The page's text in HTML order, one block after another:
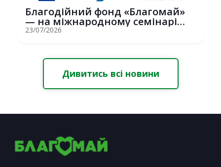
Благодійний фонд «Благомай»
— на міжнародному семінарі
Erasmus+ у С...
23/07/2026
Дивитись всі новини